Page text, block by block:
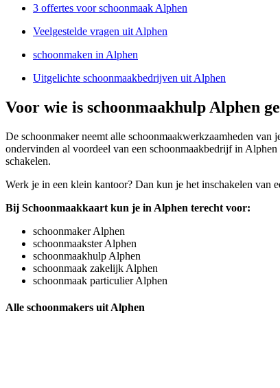
3 offertes voor schoonmaak Alphen
Veelgestelde vragen uit Alphen
schoonmaken in Alphen
Uitgelichte schoonmaakbedrijven uit Alphen
Voor wie is schoonmaakhulp Alphen
De schoonmaker neemt alle schoonmaakwerkzaamheden
ondervinden al voordeel van een schoonmaakbedrijf in
schakelen.
Werk je in een klein kantoor? Dan kun je het inschakelen van
Bij Schoonmaakkaart kun je in Alphen terecht voor:
schoonmaker Alphen
schoonmaakster Alphen
schoonmaakhulp Alphen
schoonmaak zakelijk Alphen
schoonmaak particulier Alphen
Alle schoonmakers uit Alphen